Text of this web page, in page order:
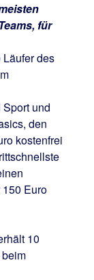
für
des
und
den
kostenfrei
Euro
10